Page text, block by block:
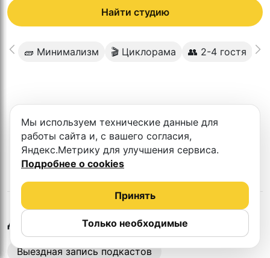
Найти студию
🧱 Минимализм 🎬 Циклорама 👥 2-4 гостя
студии
Другие студии в Хабаровске
Выездная запись подкастов
Мы используем технические данные для
работы сайта и, с вашего согласия,
Яндекс.Метрику для улучшения сервиса.
Подробнее о cookies
Только необходимые
Принять